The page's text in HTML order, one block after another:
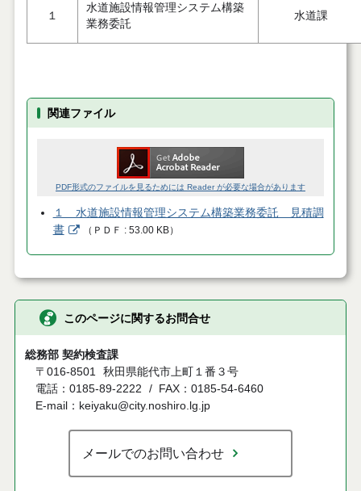
１
水道施設情報管理システム構築
業務委託
水道課
関連ファイル
PDF形式のファイルを見るためには Reader が必要な場合があります
１ 水道施設情報管理システム構築業務委託 見積調
書
（ ＰＤＦ 53.00 KB）
このページに関するお問合せ
総務部 契約検査課
〒016-8501 秋田県能代市上町１番３号
電話：0185-89-2222
FAX：0185-54-6460
E-mail：keiyaku@city.noshiro.lg.jp
メールでのお問い合わせ